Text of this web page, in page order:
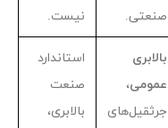
صنعتی.
نیست.
بالابری
عمومی،
جرثقیل‌های
استاندارد
صنعت
بالابری،